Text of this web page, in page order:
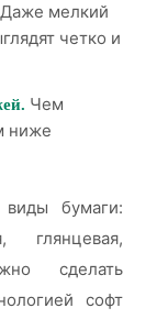
Даже мелкий
четко и
Чем
ниже
бумаги:
глянцевая,
сделать
софт